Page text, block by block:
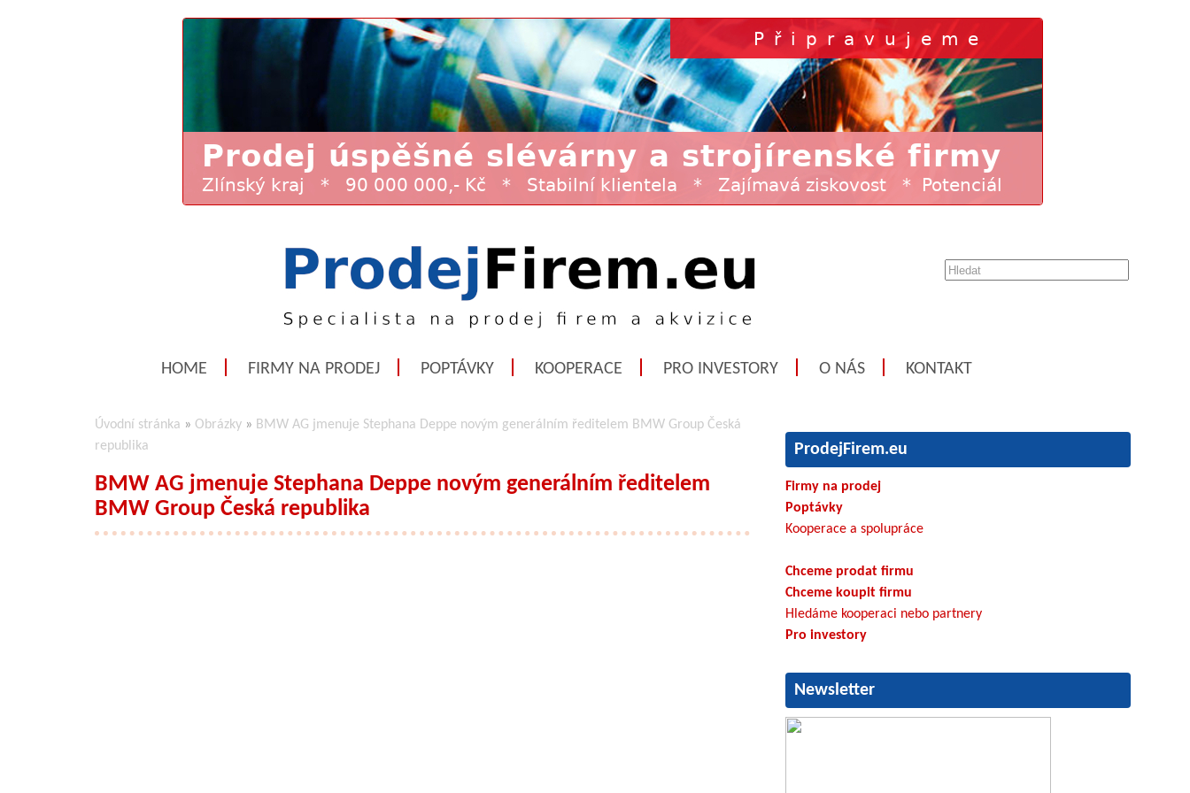
HOME FIRMY NA PRODEJ POPTÁVKY KOOPERACE PRO INVESTORY O NÁS KONTAKT
Úvodní stránka » Obrázky » BMW AG jmenuje Stephana Deppe novým generálním ředitelem BMW Group Česká
republika
BMW AG jmenuje Stephana Deppe novým generálním ředitelem
BMW Group Česká republika
ProdejFirem.eu
Firmy na prodej
Poptávky
Kooperace a spolupráce
Chceme prodat firmu
Chceme koupit firmu
Hledáme kooperaci nebo partnery
Pro investory
Newsletter